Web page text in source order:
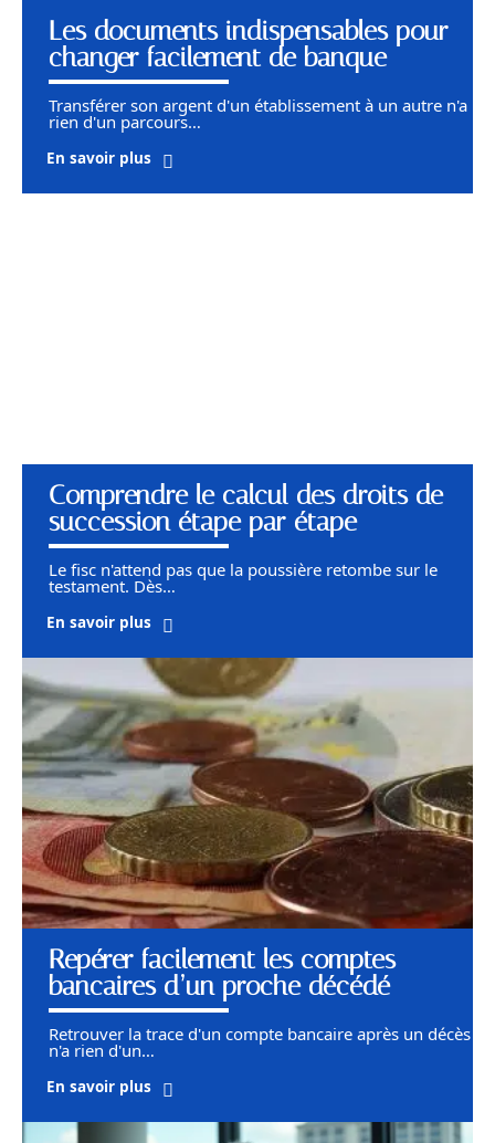
Les documents indispensables pour
changer facilement de banque
Transférer son argent d'un établissement à un autre n'a
rien d'un parcours…
En savoir plus
Comprendre le calcul des droits de
succession étape par étape
Le fisc n'attend pas que la poussière retombe sur le
testament. Dès…
En savoir plus
Repérer facilement les comptes
bancaires d’un proche décédé
Retrouver la trace d'un compte bancaire après un décès
n'a rien d'un…
En savoir plus